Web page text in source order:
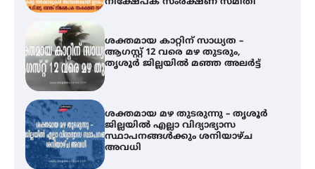
ശക്തമായ മഴ തുടരുന്നു – തൃശൂർ
ജില്ലയിൽ എല്ലാ വിദ്യാഭ്യാസ
സ്ഥാപനങ്ങൾക്കും ശനിയാഴ്ച
അവധി
എം.ജി. യൂണിവേഴ്‌സിറ്റിയിൽ നിന്ന്
ഇംഗ്ളീഷ് സാഹിത്യത്തിൽ
ഡോക്ടറേറ്റ് നേടിയ എൻ. ആര്യ